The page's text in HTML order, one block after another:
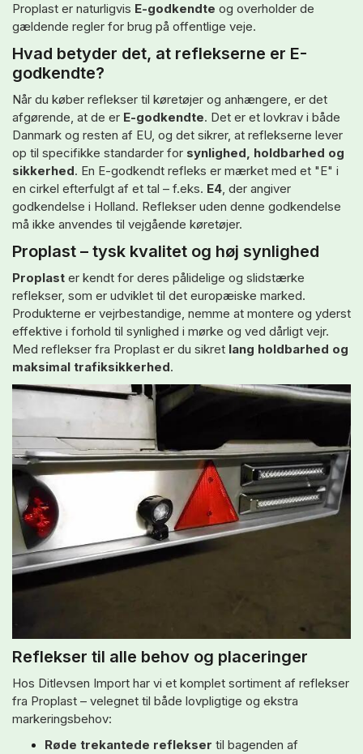
Proplast er naturligvis E-godkendte og overholder de
gældende regler for brug på offentlige veje.
Hvad betyder det, at reflekserne er E-
godkendte?
Når du køber reflekser til køretøjer og anhængere, er det
afgørende, at de er E-godkendte. Det er et lovkrav i både
Danmark og resten af EU, og det sikrer, at reflekserne lever
op til specifikke standarder for synlighed, holdbarhed og
sikkerhed. En E-godkendt refleks er mærket med et "E" i
en cirkel efterfulgt af et tal – f.eks. E4, der angiver
godkendelse i Holland. Reflekser uden denne godkendelse
må ikke anvendes til vejgående køretøjer.
Proplast – tysk kvalitet og høj synlighed
Proplast er kendt for deres pålidelige og slidstærke
reflekser, som er udviklet til det europæiske marked.
Produkterne er vejrbestandige, nemme at montere og yderst
effektive i forhold til synlighed i mørke og ved dårligt vejr.
Med reflekser fra Proplast er du sikret lang holdbarhed og
maksimal trafiksikkerhed.
Reflekser til alle behov og placeringer
Hos Ditlevsen Import har vi et komplet sortiment af reflekser
fra Proplast – velegnet til både lovpligtige og ekstra
markeringsbehov:
Røde trekantede reflekser til bagenden af